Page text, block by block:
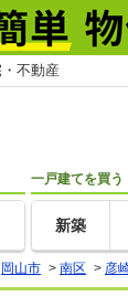
不動産
一戸建てを買う
新築
岡山市 > 南区 > 彦